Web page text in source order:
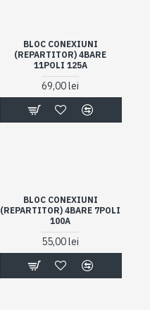
BLOC CONEXIUNI
(REPARTITOR) 4BARE
11POLI 125A
69,00 lei
BLOC CONEXIUNI
(REPARTITOR) 4BARE 7POLI
100A
55,00 lei